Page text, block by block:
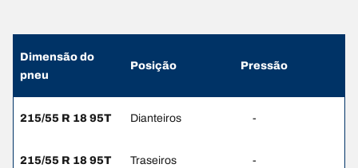
Dimensão do
pneu
Posição Pressão
215/55 R 18 95T Dianteiros -
215/55 R 18 95T Traseiros -